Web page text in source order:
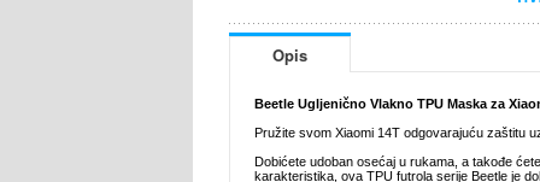
Opis
Beetle Ugljenično Vlakno TPU Maska za
Pružite svom Xiaomi 14T odgovarajuću zaštitu
Dobićete udoban osećaj u rukama, a takođe
karakteristika, ova TPU futrola serije Beetle je